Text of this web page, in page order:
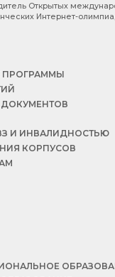
Открытых
Интернет-
ПРОГРАММЫ
И ИНВАЛИДНОСТЬЮ
КОРПУСОВ